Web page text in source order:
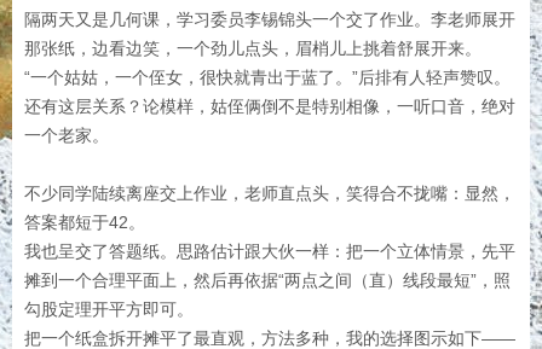
隔两天又是几何课，学习委员李锡锦头一个交了作业。李老师展开
那张纸，边看边笑，一个劲儿点头，眉梢儿上挑着舒展开来。
“一个姑姑，一个侄女，很快就青出于蓝了。”后排有人轻声赞叹。
还有这层关系？论模样，姑侄俩倒不是特别相像，一听口音，绝对
一个老家。
不少同学陆续离座交上作业，老师直点头，笑得合不拢嘴：显然，
答案都短于42。
我也呈交了答题纸。思路估计跟大伙一样：把一个立体情景，先平
摊到一个合理平面上，然后再依据“两点之间（直）线段最短”，照
勾股定理开平方即可。
把一个纸盒拆开摊平了最直观，方法多种，我的选择图示如下——